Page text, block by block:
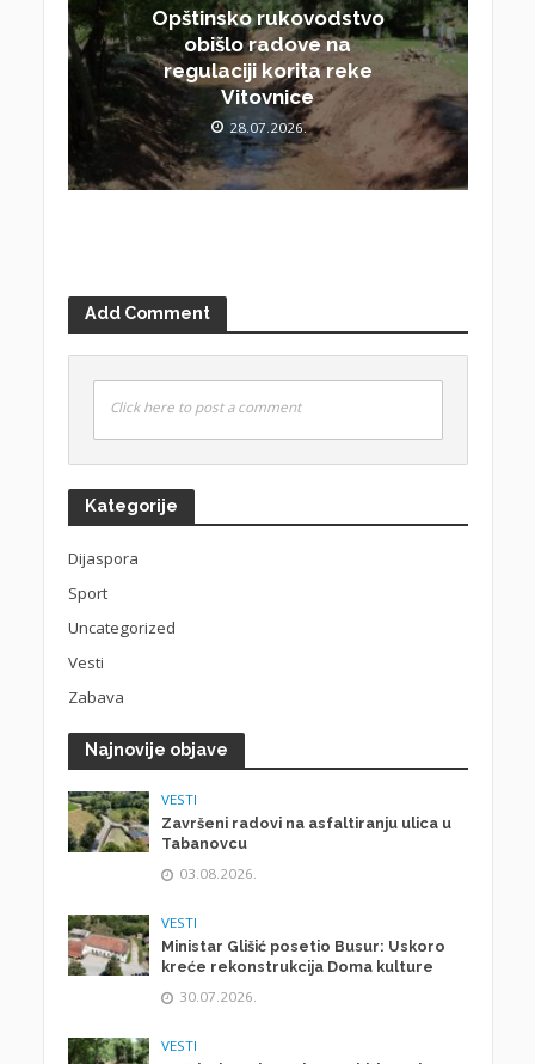
Opštinsko rukovodstvo
obišlo radove na
regulaciji korita reke
Vitovnice
28.07.2026.
Add Comment
Click here to post a comment
Kategorije
Dijaspora
Sport
Uncategorized
Vesti
Zabava
Najnovije objave
VESTI
Završeni radovi na asfaltiranju ulica u
Tabanovcu
03.08.2026.
VESTI
Ministar Glišić posetio Busur: Uskoro
kreće rekonstrukcija Doma kulture
30.07.2026.
VESTI